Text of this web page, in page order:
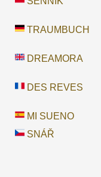
TRAUMBUCH
DREAMORA
DES REVES
MI SUENO
SNÁŘ